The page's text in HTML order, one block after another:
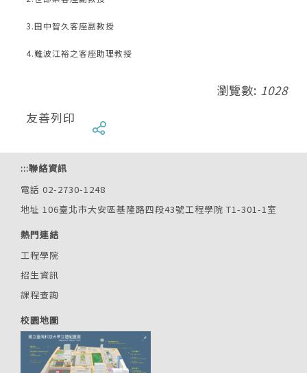
3.田中智久客座副教授
4.難波江裕之客座助理教授
瀏覽數: 1028
友善列印
:::聯絡資訊
電話 02-2730-1248
地址 106臺北市大安區基隆路四段43號工程學院 T1-301-1室
熱門連結
工程學院
招生資訊
課程查詢
校園地圖